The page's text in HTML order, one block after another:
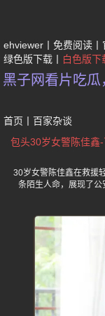
ehviewer 免费阅读
绿色版下载
白色版下
黑子网看片吃
首页 百家杂谈
包头30岁女警陈佳鑫
30岁女警陈佳鑫在救援
条陌生人命，展现了公